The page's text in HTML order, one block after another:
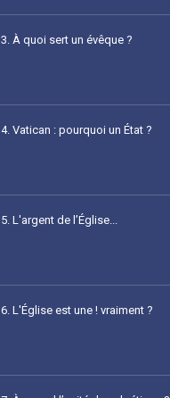
3. À quoi sert un évêque ?
4. Vatican : pourquoi un État ?
5. L'argent de l’Église...
6. L'Église est une ! vraiment ?